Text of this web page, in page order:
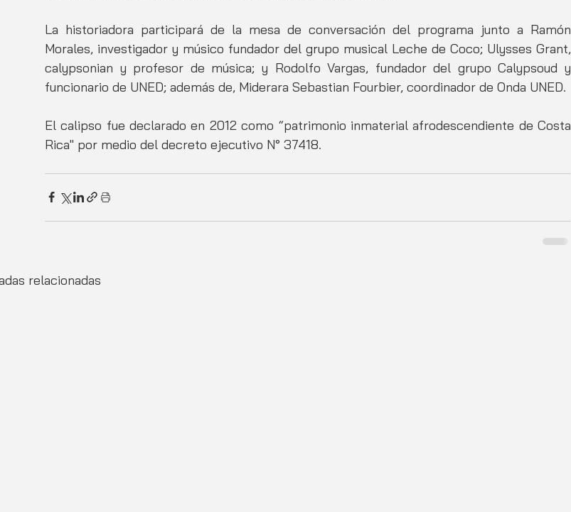
La historiadora participará de la mesa de conversación del programa junto a Ramón
Morales, investigador y músico fundador del grupo musical Leche de Coco; Ulysses Grant,
calypsonian y profesor de música; y Rodolfo Vargas, fundador del grupo Calypsoud y
funcionario de UNED; además de, Miderara Sebastian Fourbier, coordinador de Onda UNED.
El calipso fue declarado en 2012 como “patrimonio inmaterial afrodescendiente de Costa
Rica" por medio del decreto ejecutivo N° 37418.
relacionadas